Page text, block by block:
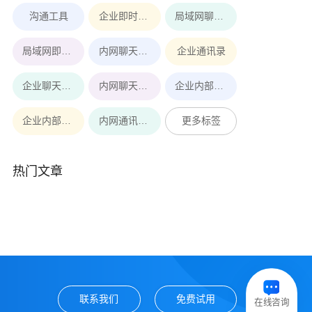
沟通工具 企业即时通讯工具 局域网聊天软件
局域网即时通讯 内网聊天软件 企业通讯录
企业聊天软件 内网聊天工具 企业内部即时通讯软件
企业内部即时通讯 内网通讯软件 更多标签
热门文章
联系我们 免费试用 在线咨询